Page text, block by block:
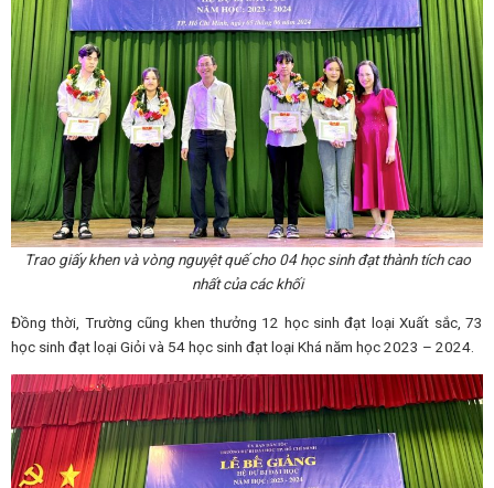
Trao giấy khen và vòng nguyệt quế cho 04 học sinh đạt thành tích cao
nhất của các khối
Đồng thời, Trường cũng khen thưởng 12 học sinh đạt loại Xuất sắc, 73
học sinh đạt loại Giỏi và 54 học sinh đạt loại Khá năm học 2023 – 2024.